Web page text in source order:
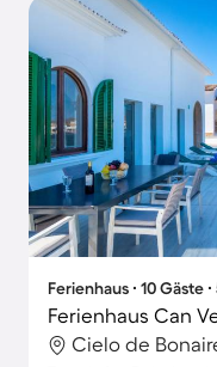
Ferienhaus ∙ 10 Gäste
Ferienhaus Can
Cielo de